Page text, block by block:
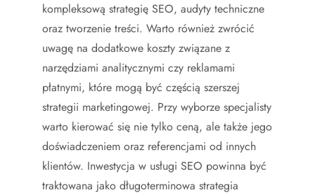
kompleksową strategię SEO, audyty techniczne
oraz tworzenie treści. Warto również zwrócić
uwagę na dodatkowe koszty związane z
narzędziami analitycznymi czy reklamami
płatnymi, które mogą być częścią szerszej
strategii marketingowej. Przy wyborze specjalisty
warto kierować się nie tylko ceną, ale także jego
doświadczeniem oraz referencjami od innych
klientów. Inwestycja w usługi SEO powinna być
traktowana jako długoterminowa strategia